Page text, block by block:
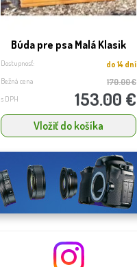
Búda pre psa Malá Klasik
Dostupnosť: do 14 dní
Bežná cena 170.00 €
s DPH 153.00 €
Vložiť do košíka